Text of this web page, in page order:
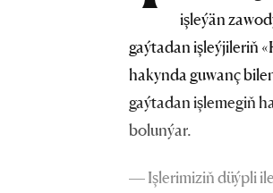
işleýän
gaýtadan işleýjileriň
hakynda guwanç
gaýtadan işlemegiň
bolunýar.
— Işlerimiziň düýpli